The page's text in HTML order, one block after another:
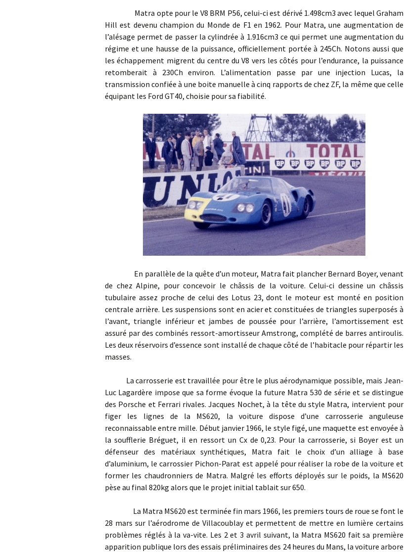
Matra opte pour le V8 BRM P56, celui-ci est dérivé 1.498cm3 avec lequel Graham
Hill est devenu champion du Monde de F1 en 1962. Pour Matra, une augmentation de
l’alésage permet de passer la cylindrée à 1.916cm3 ce qui permet une augmentation du
régime et une hausse de la puissance, officiellement portée à 245Ch. Notons aussi que
les échappement migrent du centre du V8 vers les côtés pour l’endurance, la puissance
retomberait à 230Ch environ. L’alimentation passe par une injection Lucas, la
transmission confiée à une boite manuelle à cinq rapports de chez ZF, la même que celle
équipant les Ford GT40, choisie pour sa fiabilité.
En parallèle de la quête d’un moteur, Matra fait plancher Bernard Boyer, venant
de chez Alpine, pour concevoir le châssis de la voiture. Celui-ci dessine un châssis
tubulaire assez proche de celui des Lotus 23, dont le moteur est monté en position
centrale arrière. Les suspensions sont en acier et constituées de triangles superposés à
l’avant, triangle inférieur et jambes de poussée pour l’arrière, l’amortissement est
assuré par des combinés ressort-amortisseur Amstrong, complété de barres antiroulis.
Les deux réservoirs d’essence sont installé de chaque côté de l’habitacle pour répartir les
masses.
La carrosserie est travaillée pour être le plus aérodynamique possible, mais Jean-
Luc Lagardère impose que sa forme évoque la future Matra 530 de série et se distingue
des Porsche et Ferrari rivales. Jacques Nochet, à la tête du style Matra, intervient pour
figer les lignes de la MS620, la voiture dispose d’une carrosserie anguleuse
reconnaissable entre mille. Début janvier 1966, le style figé, une maquette est envoyée à
la soufflerie Bréguet, il en ressort un Cx de 0,23. Pour la carrosserie, si Boyer est un
défenseur des matériaux synthétiques, Matra fait le choix d’un alliage à base
d’aluminium, le carrossier Pichon-Parat est appelé pour réaliser la robe de la voiture et
former les chaudronniers de Matra. Malgré les efforts déployés sur le poids, la MS620
pèse au final 820kg alors que le projet initial tablait sur 650.
La Matra MS620 est terminée fin mars 1966, les premiers tours de roue se font le
28 mars sur l’aérodrome de Villacoublay et permettent de mettre en lumière certains
problèmes réglés à la va-vite. Les 2 et 3 avril suivant, la Matra MS620 fait sa première
apparition publique lors des essais préliminaires des 24 heures du Mans, la voiture arbore